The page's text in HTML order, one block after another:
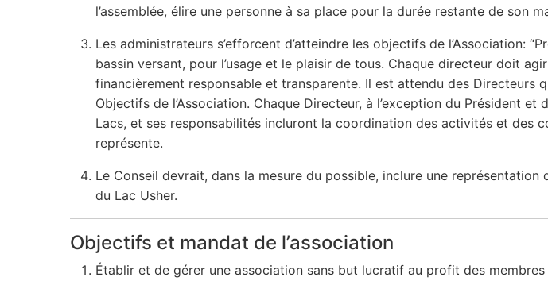
l’assemblée, élire une personne à sa place pour la durée restante de son
Les administrateurs s’efforcent d’atteindre les objectifs de l’Association:
bassin versant, pour l’usage et le plaisir de tous. Chaque directeur doit
financièrement responsable et transparente. Il est attendu des
Objectifs de l’Association. Chaque Directeur, à l’exception du Président
Lacs, et ses responsabilités incluront la coordination des activités et des
représente.
Le Conseil devrait, dans la mesure du possible, inclure une
du Lac Usher.
Objectifs et mandat de l’association
Établir et de gérer une association sans but lucratif au profit des